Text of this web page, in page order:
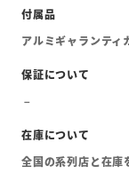
アルミギャランティ
全国の系列店と在庫